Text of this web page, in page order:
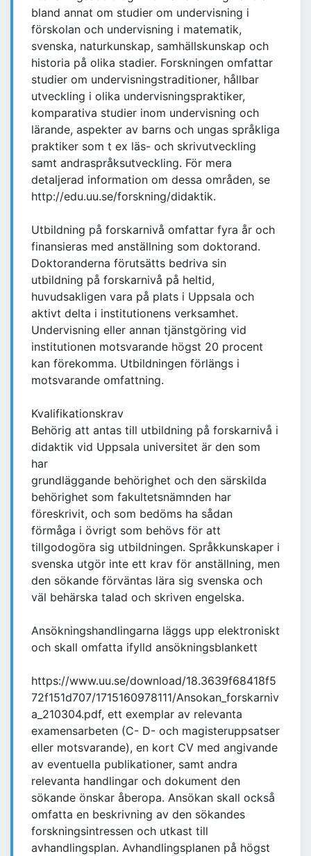
bland annat om studier om undervisning i
förskolan och undervisning i matematik,
svenska, naturkunskap, samhällskunskap och
historia på olika stadier. Forskningen omfattar
studier om undervisningstraditioner, hållbar
utveckling i olika undervisningspraktiker,
komparativa studier inom undervisning och
lärande, aspekter av barns och ungas språkliga
praktiker som t ex läs- och skrivutveckling
samt andraspråksutveckling. För mera
detaljerad information om dessa områden, se
http://edu.uu.se/forskning/didaktik.
Utbildning på forskarnivå omfattar fyra år och
finansieras med anställning som doktorand.
Doktoranderna förutsätts bedriva sin
utbildning på forskarnivå på heltid,
huvudsakligen vara på plats i Uppsala och
aktivt delta i institutionens verksamhet.
Undervisning eller annan tjänstgöring vid
institutionen motsvarande högst 20 procent
kan förekomma. Utbildningen förlängs i
motsvarande omfattning.
Kvalifikationskrav
Behörig att antas till utbildning på forskarnivå i
didaktik vid Uppsala universitet är den som
har
grundläggande behörighet och den särskilda
behörighet som fakultetsnämnden har
föreskrivit, och som bedöms ha sådan
förmåga i övrigt som behövs för att
tillgodogöra sig utbildningen. Språkkunskaper i
svenska utgör inte ett krav för anställning, men
den sökande förväntas lära sig svenska och
väl behärska talad och skriven engelska.
Ansökningshandlingarna läggs upp elektroniskt
och skall omfatta ifylld ansökningsblankett
https://www.uu.se/download/18.3639f68418f5
72f151d707/1715160978111/Ansokan_forskarniv
a_210304.pdf, ett exemplar av relevanta
examensarbeten (C- D- och magisteruppsatser
eller motsvarande), en kort CV med angivande
av eventuella publikationer, samt andra
relevanta handlingar och dokument den
sökande önskar åberopa. Ansökan skall också
omfatta en beskrivning av den sökandes
forskningsintressen och utkast till
avhandlingsplan. Avhandlingsplanen på högst